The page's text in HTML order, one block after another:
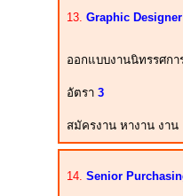
13. Graphic Designer
ออกแบบงานนิทรรศก
อัตรา 3
สมัครงาน หางาน งาน
14. Senior